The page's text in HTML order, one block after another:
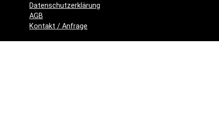
Datenschutzerklärung
AGB
Kontakt / Anfrage